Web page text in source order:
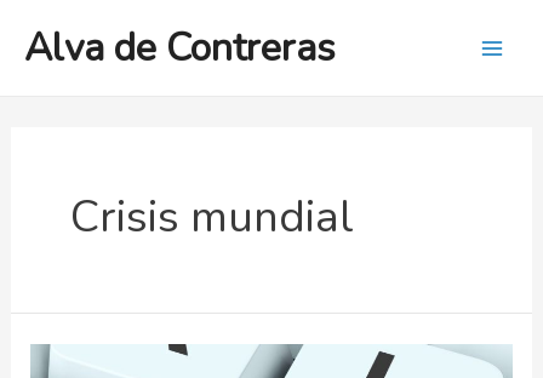
Alva de Contreras
Crisis mundial